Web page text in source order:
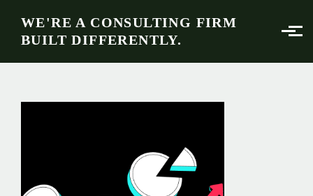
WE'RE A CONSULTING FIRM
BUILT DIFFERENTLY.